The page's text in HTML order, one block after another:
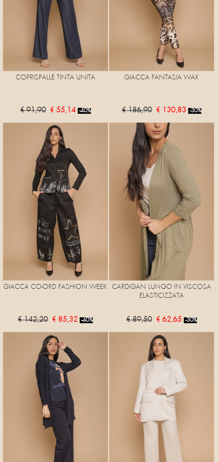
COPRISPALLE TINTA UNITA
€ 91,90 € 55,14 -40%
GIACCA FANTASIA WAX
€ 186,90 € 130,83 -30%
GIACCA CO-ORD FASHION WEEK
€ 142,20 € 85,32 -40%
CARDIGAN LUNGO IN VISCOSA
ELASTICIZZATA
€ 89,50 € 62,65 -30%